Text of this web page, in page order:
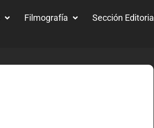
Filmografía Sección Editorial